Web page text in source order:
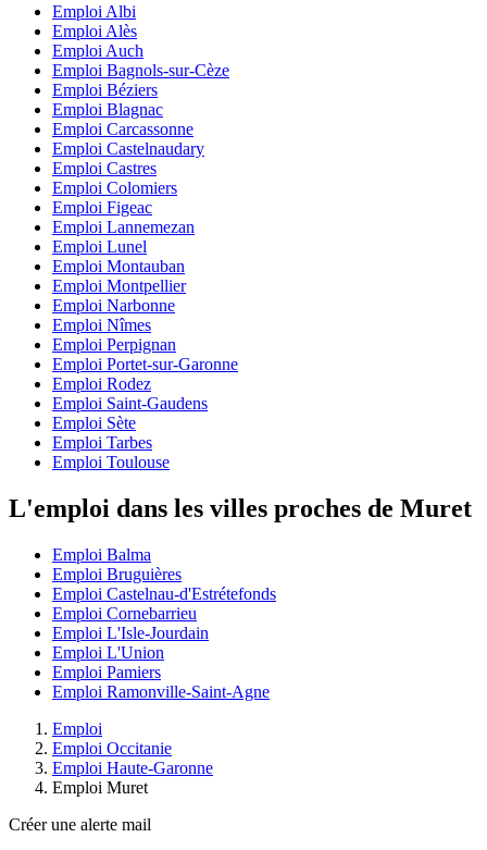
Emploi Albi
Emploi Alès
Emploi Auch
Emploi Bagnols-sur-Cèze
Emploi Béziers
Emploi Blagnac
Emploi Carcassonne
Emploi Castelnaudary
Emploi Castres
Emploi Colomiers
Emploi Figeac
Emploi Lannemezan
Emploi Lunel
Emploi Montauban
Emploi Montpellier
Emploi Narbonne
Emploi Nîmes
Emploi Perpignan
Emploi Portet-sur-Garonne
Emploi Rodez
Emploi Saint-Gaudens
Emploi Sète
Emploi Tarbes
Emploi Toulouse
L'emploi dans les villes proches de Muret
Emploi Balma
Emploi Bruguières
Emploi Castelnau-d'Estrétefonds
Emploi Cornebarrieu
Emploi L'Isle-Jourdain
Emploi L'Union
Emploi Pamiers
Emploi Ramonville-Saint-Agne
Emploi
Emploi Occitanie
Emploi Haute-Garonne
Emploi Muret
Créer une alerte mail